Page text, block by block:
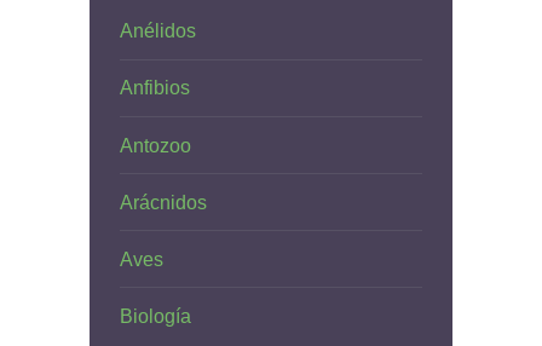
Anélidos
Anfibios
Antozoo
Arácnidos
Aves
Biología